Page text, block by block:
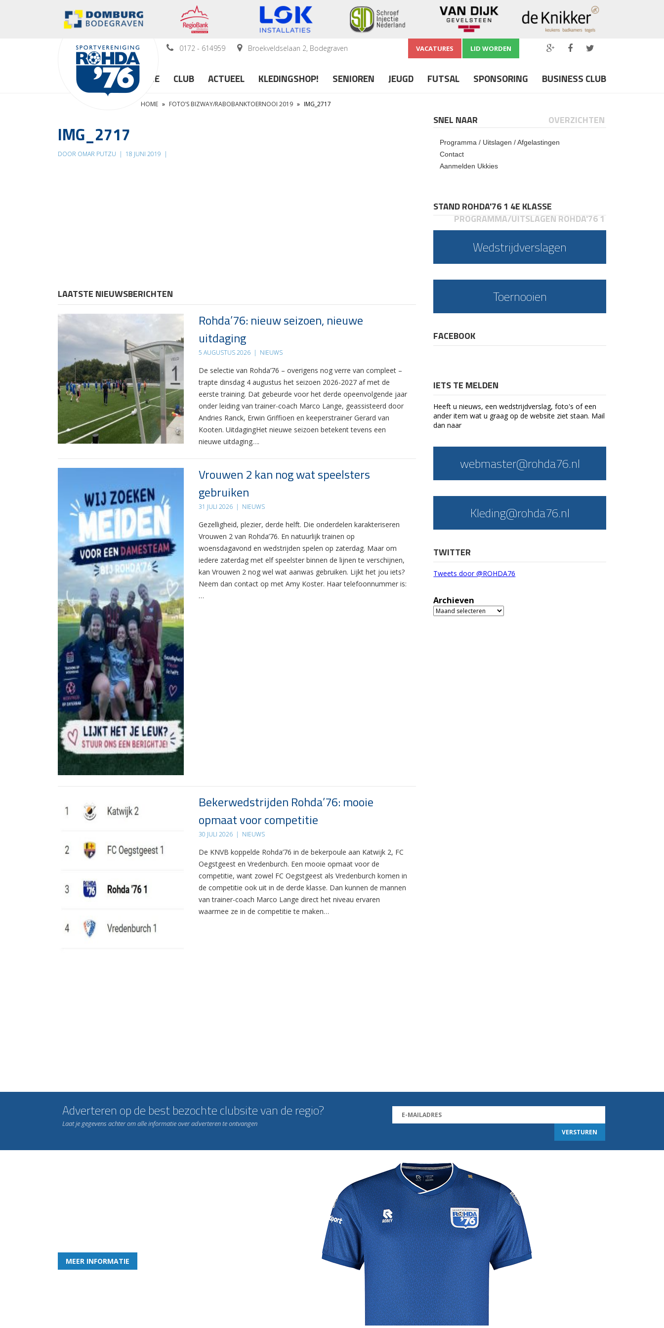
0172 - 614959 Broekveldselaan 2, Bodegraven VACATURES LID WORDEN
HOME CLUB ACTUEEL KLEDINGSHOP! SENIOREN JEUGD FUTSAL SPONSORING BUSINESS CLUB
HOME » FOTO’S BIZWAY/RABOBANKTOERNOOI 2019 » IMG_2717
IMG_2717
DOOR OMAR PUTZU | 18 JUNI 2019 |
LAATSTE NIEUWSBERICHTEN
Rohda’76: nieuw seizoen, nieuwe
uitdaging
5 AUGUSTUS 2026 | NIEUWS
De selectie van Rohda’76 – overigens nog verre van compleet –
trapte dinsdag 4 augustus het seizoen 2026-2027 af met de
eerste training. Dat gebeurde voor het derde opeenvolgende jaar
onder leiding van trainer-coach Marco Lange, geassisteerd door
Andries Ranck, Erwin Griffioen en keeperstrainer Gerard van
Kooten. UitdagingHet nieuwe seizoen betekent tevens een
nieuwe uitdaging….
Vrouwen 2 kan nog wat speelsters
gebruiken
31 JULI 2026 | NIEUWS
Gezelligheid, plezier, derde helft. Die onderdelen karakteriseren
Vrouwen 2 van Rohda’76. En natuurlijk trainen op
woensdagavond en wedstrijden spelen op zaterdag. Maar om
iedere zaterdag met elf speelster binnen de lijnen te verschijnen,
kan Vrouwen 2 nog wel wat aanwas gebruiken. Lijkt het jou iets?
Neem dan contact op met Amy Koster. Haar telefoonnummer is:
…
Bekerwedstrijden Rohda’76: mooie
opmaat voor competitie
30 JULI 2026 | NIEUWS
De KNVB koppelde Rohda’76 in de bekerpoule aan Katwijk 2, FC
Oegstgeest en Vredenburch. Een mooie opmaat voor de
competitie, want zowel FC Oegstgeest als Vredenburch komen in
de competitie ook uit in de derde klasse. Dan kunnen de mannen
van trainer-coach Marco Lange direct het niveau ervaren
waarmee ze in de competitie te maken…
SNEL NAAR OVERZICHTEN
Programma / Uitslagen / Afgelastingen
Contact
Aanmelden Ukkies
STAND ROHDA'76 1 4E KLASSE
PROGRAMMA/UITSLAGEN ROHDA'76 1
Wedstrijdverslagen
Toernooien
FACEBOOK
IETS TE MELDEN
Heeft u nieuws, een wedstrijdverslag, foto's of een
ander item wat u graag op de website ziet staan. Mail
dan naar
webmaster@rohda76.nl
Kleding@rohda76.nl
TWITTER
Tweets door @ROHDA76
Archieven
Archieven
Adverteren op de best bezochte clubsite van de regio?
Laat je gegevens achter om alle informatie over adverteren te ontvangen
MEER INFORMATIE